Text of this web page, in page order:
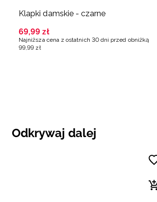
Klapki damskie - czarne
69,99 zł
Najniższa cena z ostatnich 30 dni przed obniżką
99 ,99 zł
Odkrywaj dalej